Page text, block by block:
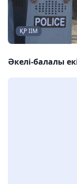
ҚР ІІМ
Әкелі-балалы